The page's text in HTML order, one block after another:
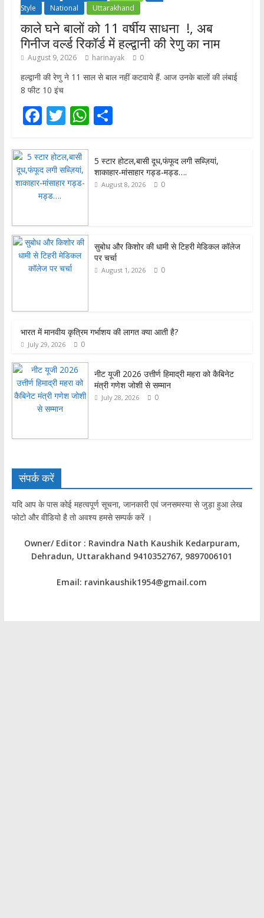
Style
National Uttarakhand
काले घने बालों को 11 वर्षीय साधना !, अब
गिनीज वर्ल्ड रिकॉर्ड में हल्द्वानी की रेणु का नाम
August 9, 2026 harinayak 0
हल्द्वानी की रेणु ने 11 साल से बाल नहीं कटवाये हैं. आज उनके बालों की लंबाई
8 फीट 10 इंच
F
e
b
o
k
T
itt
er
W
at
s
A
S
ar
e
5 स्टार होटल,बासी दूध,फंफूद लगी सब्ज़ियां,
शाकाहार-मांसाहार गड्ड-मड्ड….
August 8, 2026 0
सुबोध और किशोर की धामी से टिहरी मेडिकल कॉलेज
पर चर्चा
August 1, 2026 0
भारत में मानवीय कृत्रिम गर्भाशय की लागत क्या आती है?
July 29, 2026 0
नीट यूजी 2026 उत्तीर्ण हिमाद्री महरा को कैबिनेट
मंत्री गणेश जोशी से सम्मान
July 28, 2026 0
संपर्क करें
यदि आप के पास कोई महत्वपूर्ण सूचना, जानकारी एवं जनसमस्या से जुड़ा हुआ लेख
फोटो और वीडियो है तो अवश्य हमसे सम्पर्क करें ।
Owner/ Editor : Ravindra Nath Kaushik Kedarpuram,
Dehradun, Uttarakhand 9410352767, 9897006101
Email: ravinkaushik1954@gmail.com